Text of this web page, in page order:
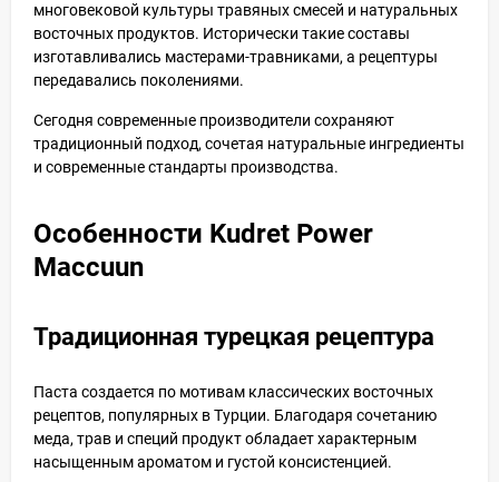
многовековой культуры травяных смесей и натуральных
восточных продуктов. Исторически такие составы
изготавливались мастерами-травниками, а рецептуры
передавались поколениями.
Сегодня современные производители сохраняют
традиционный подход, сочетая натуральные ингредиенты
и современные стандарты производства.
Особенности Kudret Power
Maccuun
Традиционная турецкая рецептура
Паста создается по мотивам классических восточных
рецептов, популярных в Турции. Благодаря сочетанию
меда, трав и специй продукт обладает характерным
насыщенным ароматом и густой консистенцией.